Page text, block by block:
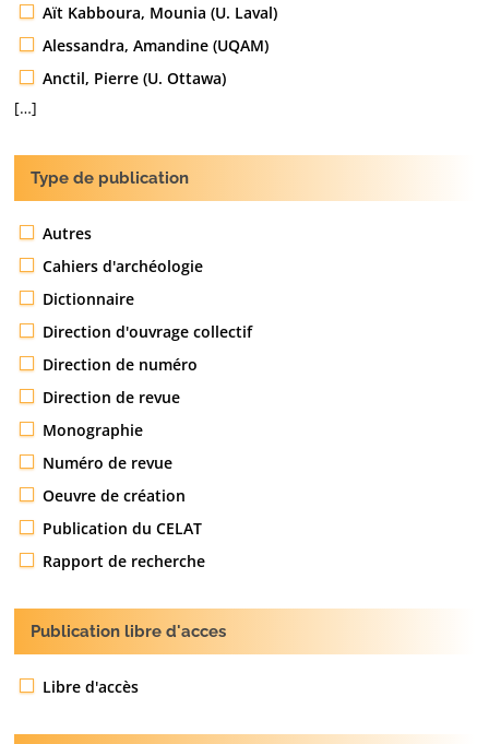
Aït Kabboura, Mounia (U. Laval)
Alessandra, Amandine (UQAM)
Anctil, Pierre (U. Ottawa)
[…]
Type de publication
Autres
Cahiers d'archéologie
Dictionnaire
Direction d'ouvrage collectif
Direction de numéro
Direction de revue
Monographie
Numéro de revue
Oeuvre de création
Publication du CELAT
Rapport de recherche
Publication libre d'acces
Libre d'accès